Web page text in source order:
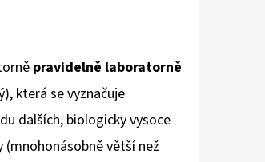
pravidelně laboratorně
která se vyznačuje
dalších, biologicky vysoce
větší než